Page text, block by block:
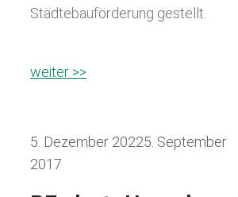
Städtebauförderung gestellt.
weiter >>
5. Dezember 20225. September
2017